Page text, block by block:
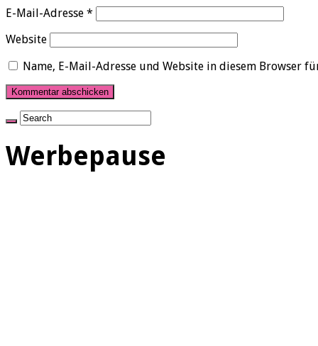
E-Mail-Adresse *
Website
Name, E-Mail-Adresse und Website in diesem Browser
Werbepause